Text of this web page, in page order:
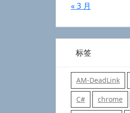
« 3 月
标签
AM-DeadLink
C# chrome